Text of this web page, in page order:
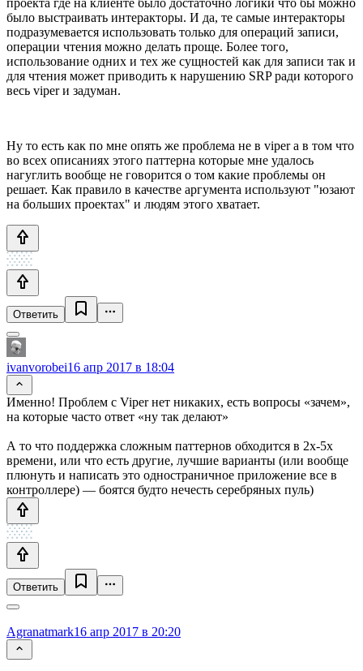
было выстраивать интеракторы. И да, те самые интеракторы
подразумевается использовать только для операций записи,
операции чтения можно делать проще. Более того,
использование одних и тех же сущностей как для записи так и
для чтения может приводить к нарушению SRP ради которого
весь viper и задуман.
Ну то есть как по мне опять же проблема не в viper а в том что
во всех описаниях этого паттерна которые мне удалось
нагуглить вообще не говорится о том какие проблемы он
решает. Как правило в качестве аргумента используют "юзают
на больших проектах" и людям этого хватает.
Ответить
ivanvorobei16 апр 2017 в 18:04
Именно! Проблем с Viper нет никаких, есть вопросы «зачем»,
на которые часто ответ «ну так делают»
А то что поддержка сложным паттернов обходится в 2x-5x
времени, или что есть другие, лучшие варианты (или вообще
плюнуть и написать это одностраничное приложение все в
контроллере) — боятся будто нечесть серебряных пуль)
Ответить
Agranatmark16 апр 2017 в 20:20